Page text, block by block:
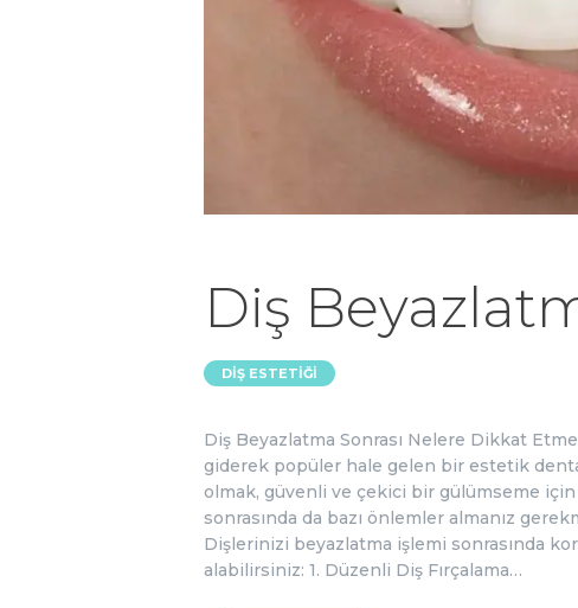
Diş
DIŞ ESTETIĞI
Diş Beyazlatma Sonrası Nelere Dikkat
giderek popüler hale gelen bir estetik
olmak, güvenli ve çekici bir gülümseme
sonrasında da bazı önlemler almanız
Dişlerinizi beyazlatma işlemi sonrasında
alabilirsiniz: 1. Düzenli Diş Fırçalama…